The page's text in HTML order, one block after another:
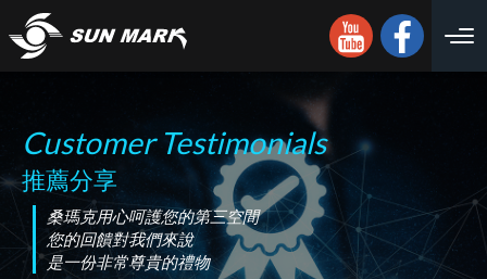
Customer Testimonials
推薦分享
桑瑪克用心呵護您的第三空間
您的回饋對我們來說
是一份非常尊貴的禮物